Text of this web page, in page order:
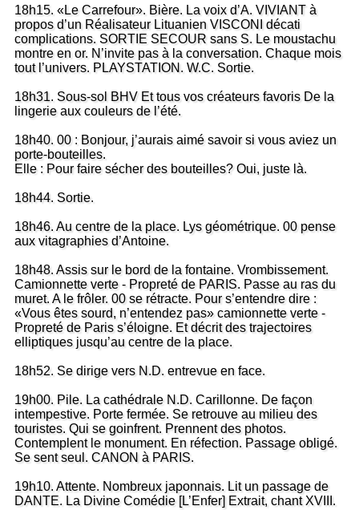
18h15. «Le Carrefour». Bière. La voix d’A. VIVIANT à
propos d’un Réalisateur Lituanien VISCONI décati
complications. SORTIE SECOUR sans S. Le moustachu
montre en or. N’invite pas à la conversation. Chaque mois
tout l’univers. PLAYSTATION. W.C. Sortie.
18h31. Sous-sol BHV Et tous vos créateurs favoris De la
lingerie aux couleurs de l’été.
18h40. 00 : Bonjour, j’aurais aimé savoir si vous aviez un
porte-bouteilles.
Elle : Pour faire sécher des bouteilles? Oui, juste là.
18h44. Sortie.
18h46. Au centre de la place. Lys géométrique. 00 pense
aux vitagraphies d’Antoine.
18h48. Assis sur le bord de la fontaine. Vrombissement.
Camionnette verte - Propreté de PARIS. Passe au ras du
muret. A le frôler. 00 se rétracte. Pour s’entendre dire :
«Vous êtes sourd, n’entendez pas» camionnette verte -
Propreté de Paris s’éloigne. Et décrit des trajectoires
elliptiques jusqu’au centre de la place.
18h52. Se dirige vers N.D. entrevue en face.
19h00. Pile. La cathédrale N.D. Carillonne. De façon
intempestive. Porte fermée. Se retrouve au milieu des
touristes. Qui se goinfrent. Prennent des photos.
Contemplent le monument. En réfection. Passage obligé.
Se sent seul. CANON à PARIS.
19h10. Attente. Nombreux japonnais. Lit un passage de
DANTE. La Divine Comédie [L’Enfer] Extrait, chant XVIII.